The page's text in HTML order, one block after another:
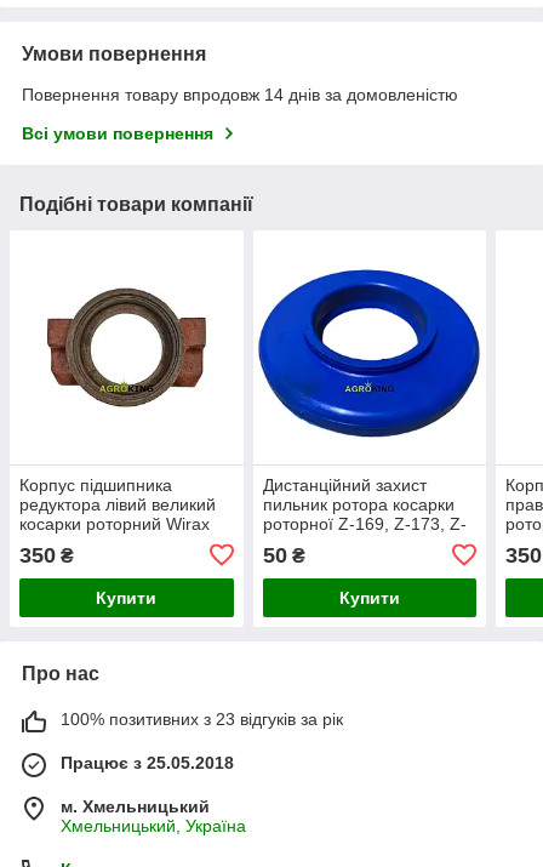
Умови повернення
Повернення товару впродовж 14 днів за домовленістю
Всі умови повернення
Подібні товари компанії
Корпус підшипника
редуктора лівий великий
косарки роторний Wirax
350 ₴
Купити
Дистанційний захист
пильник ротора косарки
роторної Z-169, Z-173, Z-
036-010-031
50₴
Купити
350
Про нас
100% позитивних з 23 відгуків за рік
Працює з 25.05.2018
м. Хмельницький
Хмельницький, Україна